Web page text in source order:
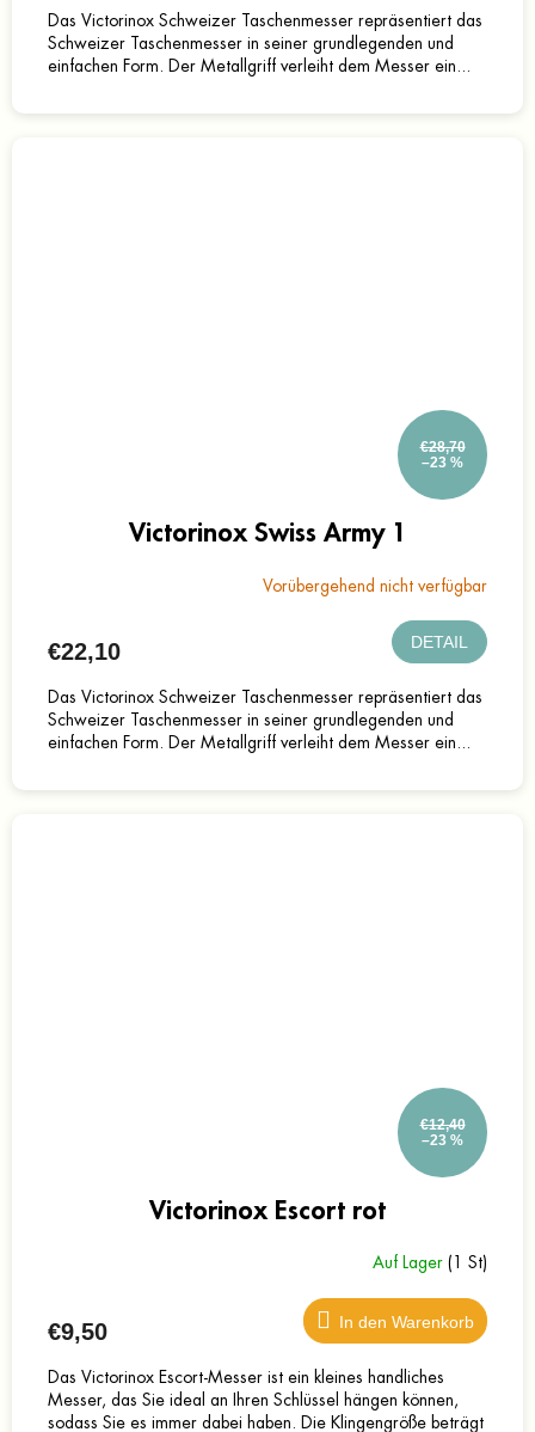
Das Victorinox Schweizer Taschenmesser repräsentiert das
Schweizer Taschenmesser in seiner grundlegenden und
einfachen Form. Der Metallgriff verleiht dem Messer ein...
€28,70
–23 %
Victorinox Swiss Army 1
Vorübergehend nicht verfügbar
€22,10 DETAIL
Das Victorinox Schweizer Taschenmesser repräsentiert das
Schweizer Taschenmesser in seiner grundlegenden und
einfachen Form. Der Metallgriff verleiht dem Messer ein...
€12,40
–23 %
Victorinox Escort rot
Auf Lager (1 St)
€9,50 In den Warenkorb
Das Victorinox Escort-Messer ist ein kleines handliches
Messer, das Sie ideal an Ihren Schlüssel hängen können,
sodass Sie es immer dabei haben. Die Klingengröße beträgt